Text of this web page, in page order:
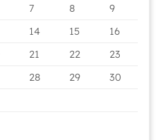
7 8
9
14 15
16
21 22
23
28 29
30